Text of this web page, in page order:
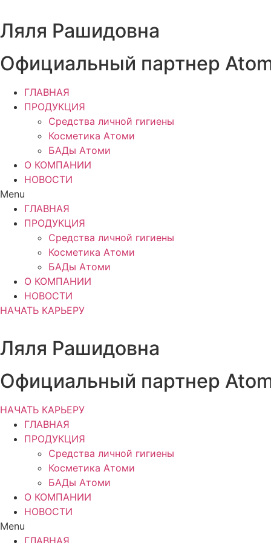
к
содержимому
Ляля Рашидовна
Официальный партнер
ГЛАВНАЯ
ПРОДУКЦИЯ
Средства личной гигиены
Косметика Атоми
БАДы Атоми
О КОМПАНИИ
НОВОСТИ
Menu
ГЛАВНАЯ
ПРОДУКЦИЯ
Средства личной гигиены
Косметика Атоми
БАДы Атоми
О КОМПАНИИ
НОВОСТИ
НАЧАТЬ КАРЬЕРУ
Ляля Рашидовна
Официальный партнер
НАЧАТЬ КАРЬЕРУ
ГЛАВНАЯ
ПРОДУКЦИЯ
Средства личной гигиены
Косметика Атоми
БАДы Атоми
О КОМПАНИИ
НОВОСТИ
Menu
ГЛАВНАЯ